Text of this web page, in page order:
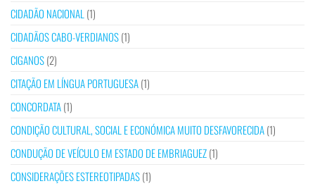
CIDADÃO NACIONAL (1)
CIDADÃOS CABO-VERDIANOS(1)
CIGANOS(2)
CITAÇÃO EM LÍNGUA PORTUGUESA(1)
CONCORDATA(1)
CONDIÇÃO CULTURAL, SOCIAL E ECONÓMICA MUITO DESFAVORECIDA(1)
CONDUÇÃO DE VEÍCULO EM ESTADO DE EMBRIAGUEZ(1)
CONSIDERAÇÕES ESTEREOTIPADAS(1)